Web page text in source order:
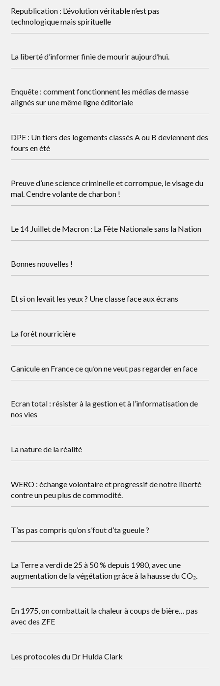
Republication : L’évolution véritable n’est pas
technologique mais spirituelle
La liberté d’informer finie de mourir aujourd’hui.
Enquête : comment fonctionnent les médias de masse
alignés sur une même ligne éditoriale
DPE : Un tiers des logements classés A ou B deviennent des
fours en été
Preuve d’une science criminelle et corrompue, le visage du
mal. Cendre volante de charbon !
Le 14 Juillet de Macron : La Fête Nationale sans la Nation
Bonnes nouvelles !
Et si on levait les yeux ? Une classe face aux écrans
La forêt nourricière
Canicule en France ce qu’on ne veut pas regarder en face
Ecran total : résister à la gestion et à l’informatisation de
nos vies
La nature de la réalité
WERO : échange volontaire et progressif de notre liberté
contre un peu plus de commodité.
T’as pas compris qu’on s’fout d’ta gueule ?
La Terre a verdi de 25 à 50 % depuis 1980, avec une
augmentation de la végétation grâce à la hausse du CO₂.
En 1975, on combattait la chaleur à coups de bière… pas
avec des ZFE
Les protocoles du Dr Hulda Clark